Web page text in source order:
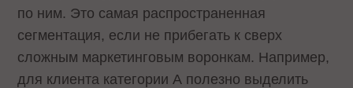
по ним. Это самая распространенная
сегментация, если не прибегать к сверх
сложным маркетинговым воронкам. Например,
для клиента категории А полезно выделить